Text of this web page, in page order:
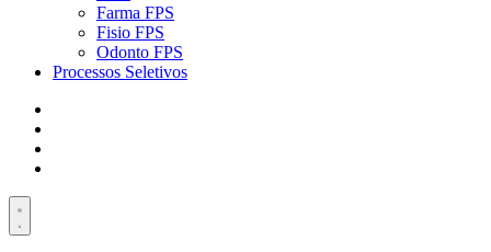
Farma FPS
Fisio FPS
Odonto FPS
Processos Seletivos